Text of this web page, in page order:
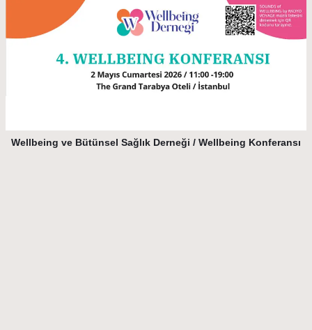
Wellbeing ve Bütünsel Sağlık Derneği / Wellbeing Konferansı